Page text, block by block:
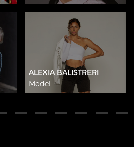
ALEXIA BALISTRERI
Model